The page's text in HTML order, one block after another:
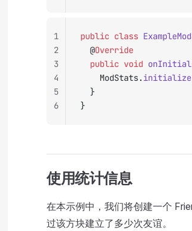
public class
	@
Override
	public
void
		ModStats.
initialize
	}
}
1
2
3
4
5
6
使用统计信息
在本示例中，我们将创建一个
过该方块建立了多少次友谊。